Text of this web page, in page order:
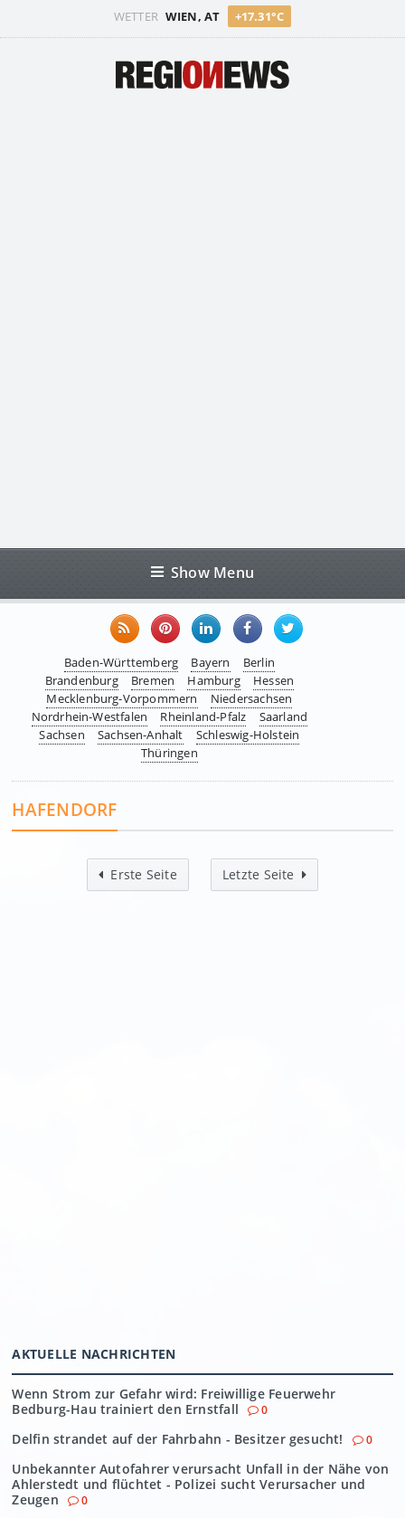
WETTER WIEN, AT +17.31°C
Show Menu
Baden-Württemberg Bayern
Berlin
Brandenburg
Bremen Hamburg
Hessen
Mecklenburg-Vorpommern
Niedersachsen
Nordrhein-Westfalen
Rheinland-Pfalz
Saarland
Sachsen
Sachsen-Anhalt
Schleswig-Holstein
Thüringen
HAFENDORF
Erste Seite Letzte Seite
AKTUELLE NACHRICHTEN
Wenn Strom zur Gefahr wird: Freiwillige Feuerwehr
Bedburg-Hau trainiert den Ernstfall
0
Delfin strandet auf der Fahrbahn - Besitzer gesucht! 0
Unbekannter Autofahrer verursacht Unfall in der Nähe von
Ahlerstedt und flüchtet - Polizei sucht Verursacher und
Zeugen
0